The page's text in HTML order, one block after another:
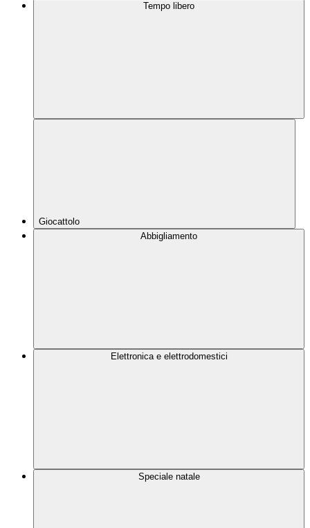
Tempo libero
Giocattolo
Abbigliamento
Elettronica e elettrodomestici
Speciale natale